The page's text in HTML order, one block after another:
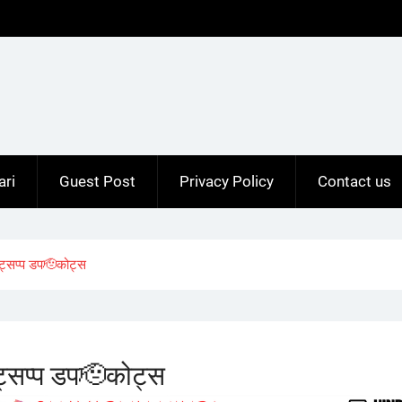
Guest Post Privacy Policy Contact us
डप🫡कोट्स
डप🫡कोट्स